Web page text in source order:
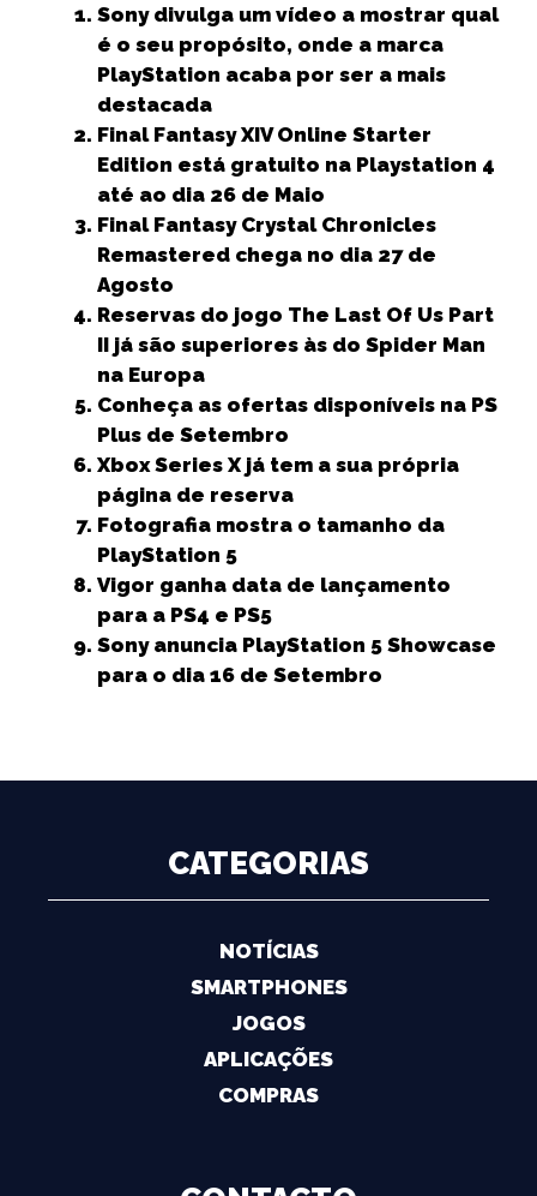
c
e
b
o
o
k
it
t
e
r
ai
l
a
ts
p
p
k
e
n
ss
e
g
e
r
a
r
Sony divulga um vídeo a mostrar qual
é o seu propósito, onde a marca
PlayStation acaba por ser a mais
destacada
Final Fantasy XIV Online Starter
Edition está gratuito na Playstation 4
até ao dia 26 de Maio
Final Fantasy Crystal Chronicles
Remastered chega no dia 27 de
Agosto
Reservas do jogo The Last Of Us Part
II já são superiores às do Spider Man
na Europa
Conheça as ofertas disponíveis na PS
Plus de Setembro
Xbox Series X já tem a sua própria
página de reserva
Fotografia mostra o tamanho da
PlayStation 5
Vigor ganha data de lançamento
para a PS4 e PS5
Sony anuncia PlayStation 5 Showcase
para o dia 16 de Setembro
CATEGORIAS
NOTÍCIAS
SMARTPHONES
JOGOS
APLICAÇÕES
COMPRAS